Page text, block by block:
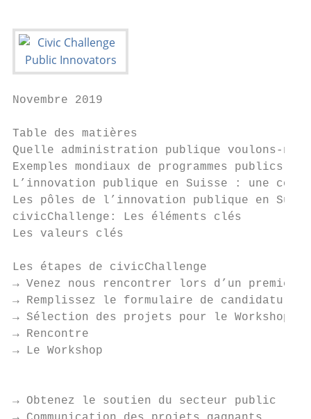
Novembre 2019
Table des matières
Quelle administration publique
Exemples mondiaux de programmes
L’innovation publique en Suisse : une
Les pôles de l’innovation publique
civicChallenge: Les éléments clés
Les valeurs clés
Les étapes de civicChallenge
→ Venez nous rencontrer lors d’un
→ Remplissez le formulaire de
→ Sélection des projets pour le
→ Rencontre
→ Le Workshop
→ Obtenez le soutien du secteur